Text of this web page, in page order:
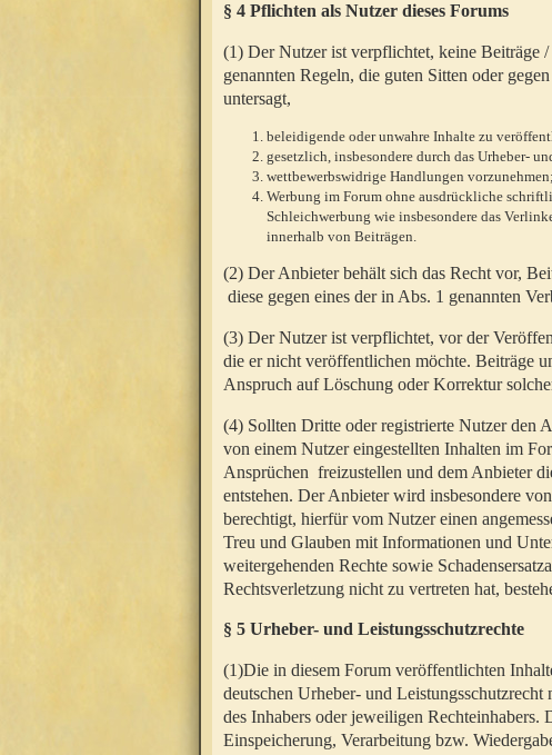
§ 4 Pflichten als Nutzer dieses Forums
(1) Der Nutzer ist verpflichtet, keine Beiträge
genannten Regeln, die guten Sitten oder
untersagt,
beleidigende oder unwahre Inhalte zu
gesetzlich, insbesondere durch das Urheber-
wettbewerbswidrige Handlungen vorzunehmen;
Werbung im Forum ohne ausdrückliche
Schleichwerbung wie insbesondere das
innerhalb von Beiträgen.
(2) Der Anbieter behält sich das Recht vor,
diese gegen eines der in Abs. 1 genannten
(3) Der Nutzer ist verpflichtet, vor der
die er nicht veröffentlichen möchte. Beiträge
Anspruch auf Löschung oder Korrektur
(4) Sollten Dritte oder registrierte Nutzer den
von einem Nutzer eingestellten Inhalten im
Ansprüchen freizustellen und dem Anbieter
entstehen. Der Anbieter wird insbesondere
berechtigt, hierfür vom Nutzer einen
Treu und Glauben mit Informationen und
weitergehenden Rechte sowie
Rechtsverletzung nicht zu vertreten hat,
§ 5 Urheber- und Leistungsschutzrechte
(1)Die in diesem Forum veröffentlichten
deutschen Urheber- und
des Inhabers oder jeweiligen
Einspeicherung, Verarbeitung bzw.